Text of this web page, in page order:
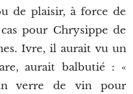
de plaisir, à force de
pour Chrysippe de
Ivre, il aurait vu un
aurait balbutié : «
verre de vin pour